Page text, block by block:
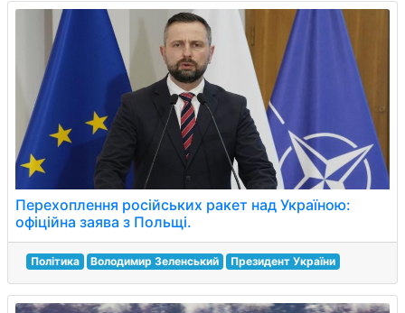
Перехоплення російських ракет над Україною:
офіційна заява з Польщі.
Політика Володимир Зеленський Президент України